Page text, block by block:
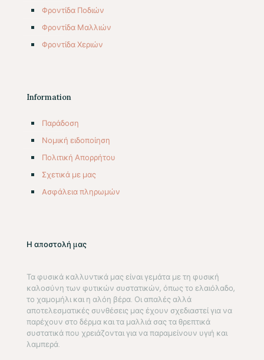
Φροντίδα Ποδιών
Φροντίδα Μαλλιών
Φροντίδα Χεριών
Information
Παράδοση
Νομική ειδοποίηση
Πολιτική Απορρήτου
Σχετικά με μας
Aσφάλεια πληρωμών
Η αποστολή μας
Τα φυσικά καλλυντικά μας είναι γεμάτα με τη φυσική
καλοσύνη των φυτικών συστατικών, όπως το ελαιόλαδο,
το χαμομήλι και η αλόη βέρα. Οι απαλές αλλά
αποτελεσματικές συνθέσεις μας έχουν σχεδιαστεί για να
παρέχουν στο δέρμα και τα μαλλιά σας τα θρεπτικά
συστατικά που χρειάζονται για να παραμείνουν υγιή και
λαμπερά.